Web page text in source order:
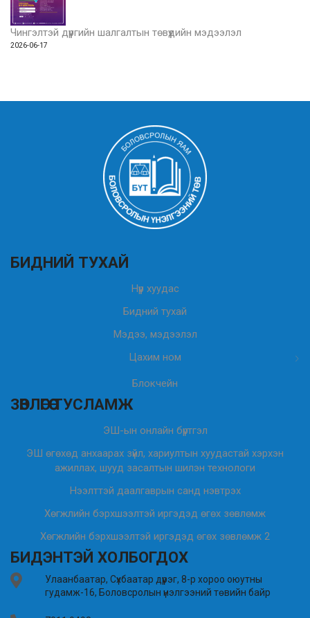
Чингэлтэй дүүргийн шалгалтын төвүүдийн мэдээлэл
2026-06-17
БИДНИЙ ТУХАЙ
Нүүр хуудас
Бидний тухай
Мэдээ, мэдээлэл
Цахим ном
Блокчейн
ЗӨВЛӨГӨӨ ТУСЛАМЖ
ЭШ-ын онлайн бүртгэл
ЭШ өгөхөд анхаарах зүйл, хариултын хуудастай хэрхэн
ажиллах, шууд засалтын шилэн технологи
Нээлттэй даалгаврын санд нэвтрэх
Хөгжлийн бэрхшээлтэй иргэдэд өгөх зөвлөмж
Хөгжлийн бэрхшээлтэй иргэдэд өгөх зөвлөмж 2
БИДЭНТЭЙ ХОЛБОГДОХ
Улаанбаатар, Сүхбаатар дүүрэг, 8-р хороо оюутны
гудамж-16, Боловсролын үнэлгээний төвийн байр